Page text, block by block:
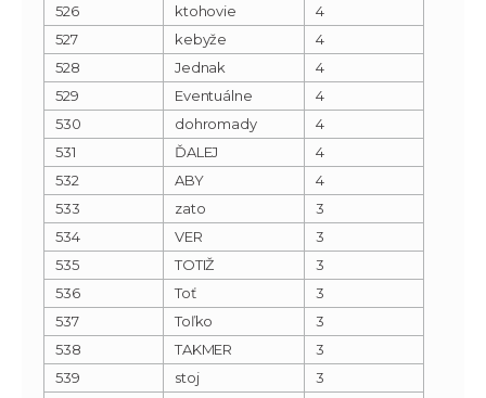
526
ktohovie
4
527
kebyže
4
528
Jednak
4
529
Eventuálne
4
530
dohromady
4
531
ĎALEJ
4
532
ABY
4
533
zato
3
534
VER
3
535
TOTIŽ
3
536
Toť
3
537
Toľko
3
538
TAKMER
3
539
stoj
3